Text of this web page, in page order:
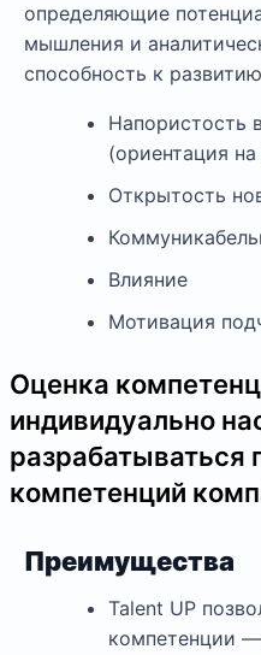
определяющие
мышления и
способность к
Напористость
(ориентация на
Открытость
Влияние
Мотивация
Оценка
индивидуально
разрабатываться
компетенций
Преимущества
Talent UP
компетенции